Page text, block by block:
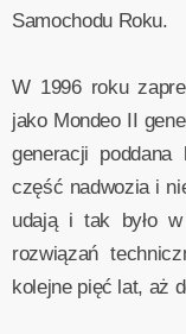
Samochodu Roku.
W 1996 roku
jako Mondeo II
generacji poddana
część nadwozia i
udają i tak było
rozwiązań
kolejne pięć lat, aż